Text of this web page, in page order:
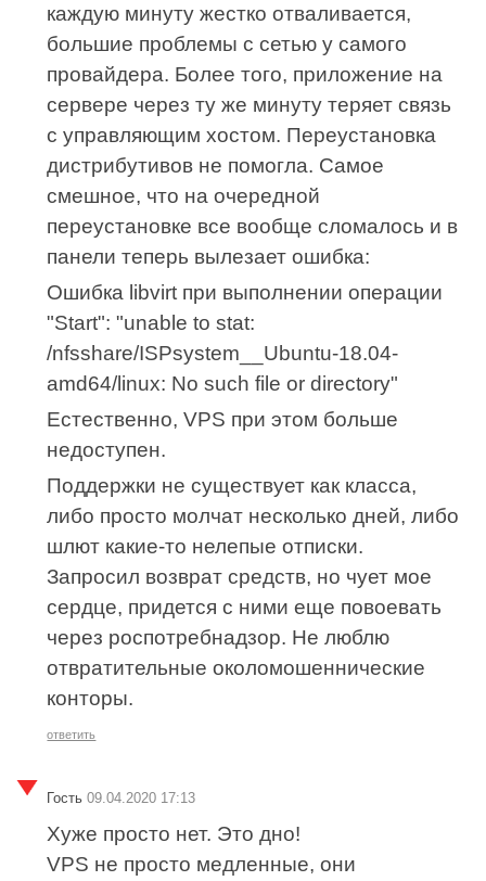
каждую минуту жестко отваливается,
большие проблемы с сетью у самого
провайдера. Более того, приложение на
сервере через ту же минуту теряет связь
с управляющим хостом. Переустановка
дистрибутивов не помогла. Самое
смешное, что на очередной
переустановке все вообще сломалось и в
панели теперь вылезает ошибка:
Ошибка libvirt при выполнении операции
"Start": "unable to stat:
/nfsshare/ISPsystem__Ubuntu-18.04-
amd64/linux: No such file or directory"
Естественно, VPS при этом больше
недоступен.
Поддержки не существует как класса,
либо просто молчат несколько дней, либо
шлют какие-то нелепые отписки.
Запросил возврат средств, но чует мое
сердце, придется с ними еще повоевать
через роспотребнадзор. Не люблю
отвратительные околомошеннические
конторы.
ответить
Гость 09.04.2020 17:13
Хуже просто нет. Это дно!
VPS не просто медленные, они